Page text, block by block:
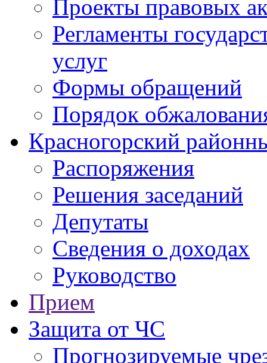
Проекты правовых
Регламенты
услуг
Формы обращений
Порядок
Красногорский
Распоряжения
Решения заседаний
Депутаты
Сведения о доходах
Руководство
Прием
Защита от ЧС
Прогнозируемые